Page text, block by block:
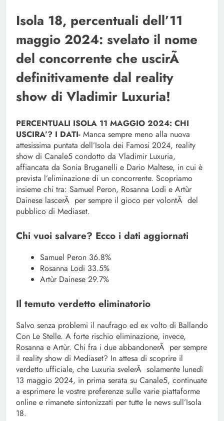
Isola 18, percentuali dell’11
maggio 2024: svelato il nome
del concorrente che uscirÃ
definitivamente dal reality
show di Vladimir Luxuria!
PERCENTUALI ISOLA 11 MAGGIO 2024: CHI
USCIRA’? I DATI- Manca sempre meno alla nuova
attesissima puntata dell’Isola dei Famosi 2024, reality
show di Canale5 condotto da Vladimir Luxuria,
affiancata da Sonia Bruganelli e Dario Maltese, in cui è
prevista l’eliminazione di un concorrente. Scopriamo
insieme chi tra: Samuel Peron, Rosanna Lodi e Artùr
Dainese lascerÃ per sempre il gioco per volontÃ del
pubblico di Mediaset.
Chi vuoi salvare? Ecco i dati aggiornati
Samuel Peron 36.8%
Rosanna Lodi 33.5%
Artùr Dainese 29.7%
Il temuto verdetto eliminatorio
Salvo senza problemi il naufrago ed ex volto di Ballando
Con Le Stelle. A forte rischio eliminazione, invece,
Rosanna e Artùr. Chi fra i due abbandonerÃ per sempre
il reality show di Mediaset? In attesa di scoprire il
verdetto ufficiale, che Luxuria svelerÃ solamente lunedì
13 maggio 2024, in prima serata su Canale5, continuate
a esprimere le vostre preferenze sulle varie piattaforme
online e rimanete sintonizzati per tutte le news sull’Isola
18.